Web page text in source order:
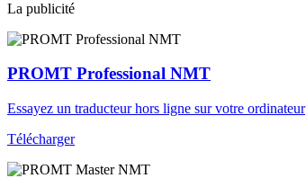
La publicité
PROMT Professional NMT
Essayez un traducteur hors ligne sur votre ordinateur
Télécharger